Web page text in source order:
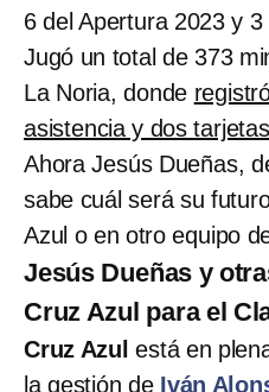
6 del Apertura 2023 y
Jugó un total de 373
La Noria, donde
asistencia y dos
Ahora Jesús Dueñas,
sabe cuál será su
Azul o en otro equipo
Jesús Dueñas y
Cruz Azul para el
Cruz Azul está en
la gestión deIván